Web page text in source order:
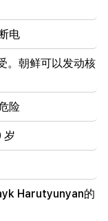
理限制令人担
电
。朝鲜可以发动核
险
岁
Harutyunyan的